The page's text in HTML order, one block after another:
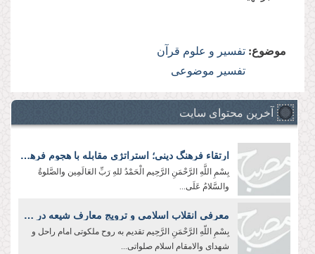
موضوع: تفسیر و علوم قرآن
تفسیر موضوعی
آخرین محتوای سایت
ارتقاء فرهنگ دینی؛ استراتژی مقابله با هجوم فرهنگی دشمن
بِسْمِ اللَّهِ الرَّحْمَنِ الرَّحِیم الْحَمْدُ للهِ رَبِّ العَالَمِین والصَّلوةُ
والسَّلامُ عَلَی...
معرفی انقلاب اسلامی و ترویج معارف شیعه در جهان؛ رسالت سفرا و رایزنان فرهنگی
بِسْمِ اللّهِ الرَّحْمَنِ الرَّحِيم تقدیم به روح ملکوتی امام راحل و
شهدای والامقام اسلام صلواتی...